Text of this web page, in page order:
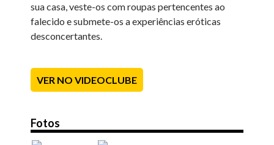
sua casa, veste-os com roupas pertencentes ao
falecido e submete-os a experiências eróticas
desconcertantes.
VER NO VIDEOCLUBE
Fotos